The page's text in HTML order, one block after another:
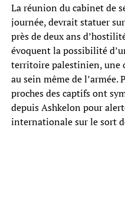
La réunion du cabinet de
journée, devrait statuer
près de deux ans
évoquent la possibilité
territoire palestinien, une
au sein même de
proches des captifs ont
depuis Ashkelon pour
internationale sur le sort